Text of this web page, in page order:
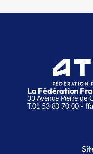
La Fédération
33 Avenue Pierre de
T.01 53 80 70 00-